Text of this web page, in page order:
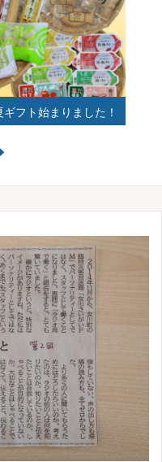
2023年夏ギフト始まりました！